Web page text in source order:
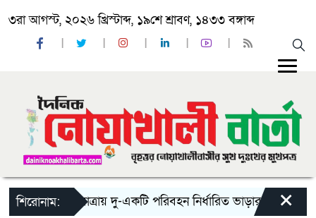
৩রা আগস্ট, ২০২৬ খ্রিস্টাব্দ, ১৯শে শ্রাবণ, ১৪৩৩ বঙ্গাব্দ
শিরোনাম:
‘ঈদ যাত্রায় দু-একটি পরিবহন নির্ধারিত ভাড়ার চেয়েও কম×